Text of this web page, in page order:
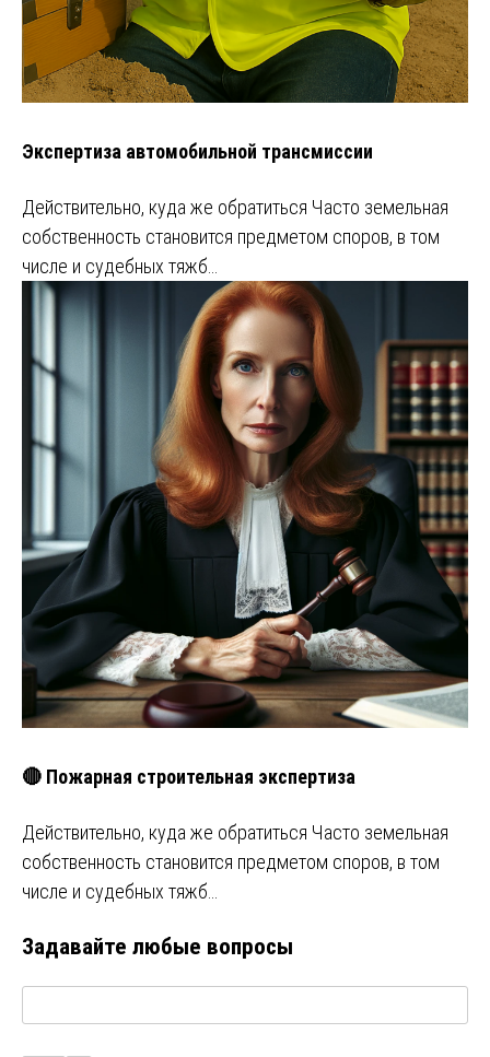
Экспертиза автомобильной трансмиссии
Действительно, куда же обратиться Часто земельная
собственность становится предметом споров, в том
числе и судебных тяжб…
🔴 Пожарная строительная экспертиза
Действительно, куда же обратиться Часто земельная
собственность становится предметом споров, в том
числе и судебных тяжб…
Задавайте любые вопросы